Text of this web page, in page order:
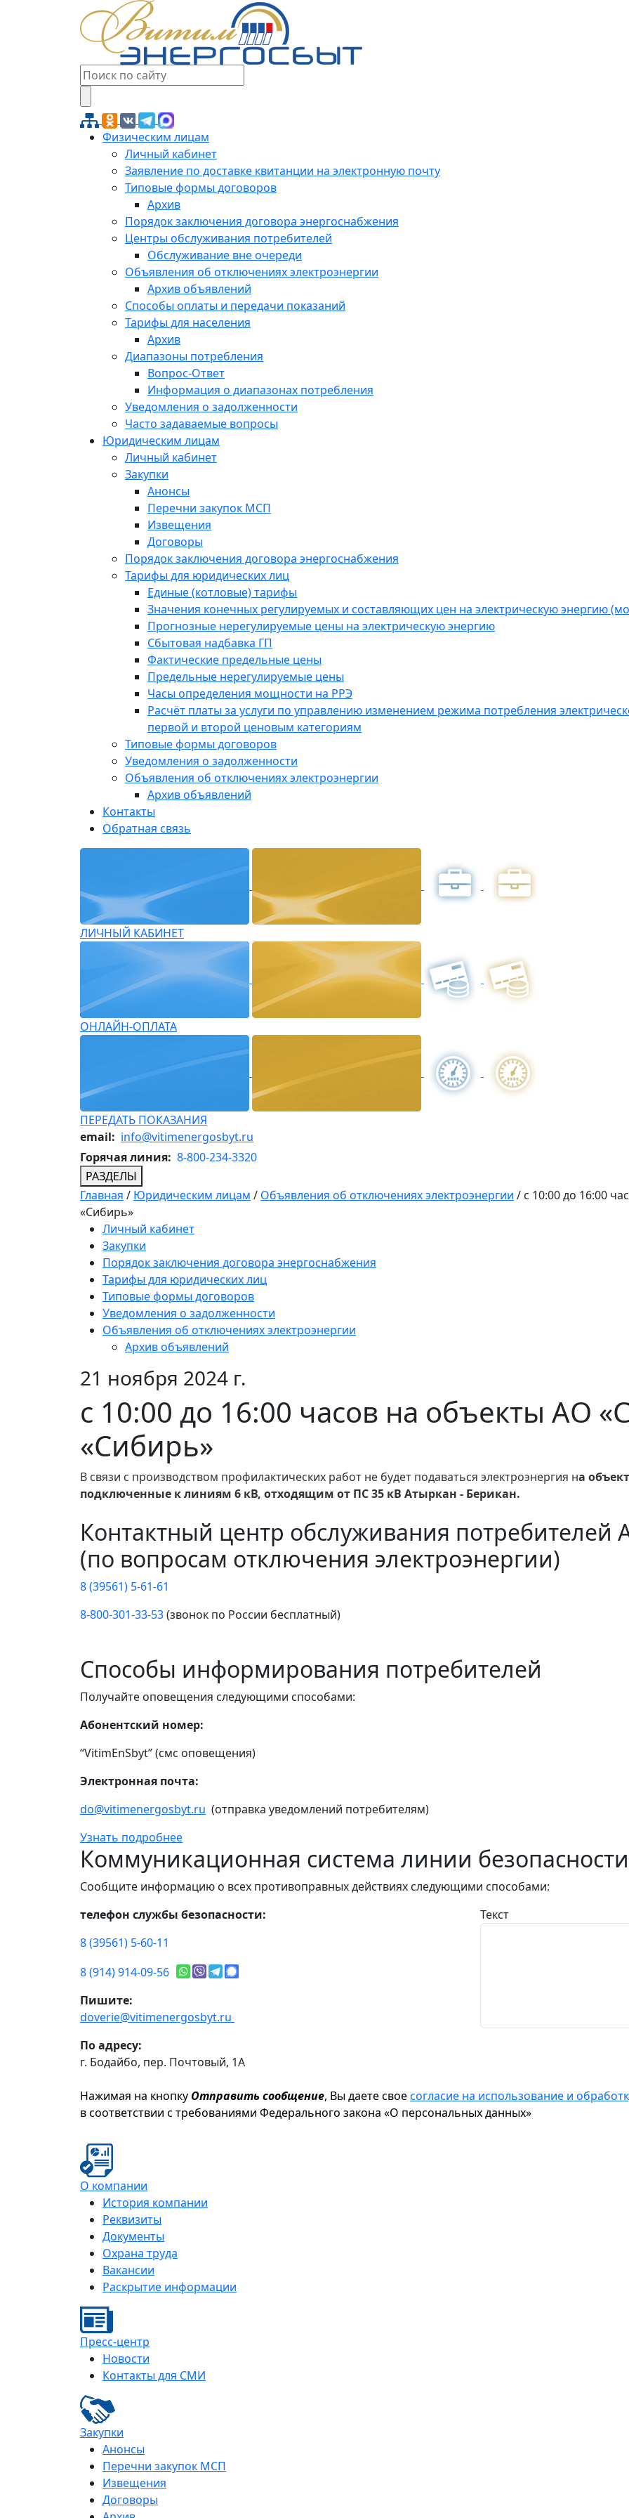
Физическим лицам
Личный кабинет
Заявление по доставке квитанции на электронную почту
Типовые формы договоров
Архив
Порядок заключения договора энергоснабжения
Центры обслуживания потребителей
Обслуживание вне очереди
Объявления об отключениях электроэнергии
Архив объявлений
Способы оплаты и передачи показаний
Тарифы для населения
Архив
Диапазоны потребления
Вопрос-Ответ
Информация о диапазонах потребления
Уведомления о задолженности
Часто задаваемые вопросы
Юридическим лицам
Личный кабинет
Закупки
Анонсы
Перечни закупок МСП
Извещения
Договоры
Порядок заключения договора энергоснабжения
Тарифы для юридических лиц
Единые (котловые) тарифы
Значения конечных регулируемых и составляющих цен на электрическую энергию
Прогнозные нерегулируемые цены на электрическую энергию
Сбытовая надбавка ГП
Фактические предельные цены
Предельные нерегулируемые цены
Часы определения мощности на РРЭ
Расчёт платы за услуги по управлению изменением режима потребления
первой и второй ценовым категориям
Типовые формы договоров
Уведомления о задолженности
Объявления об отключениях электроэнергии
Архив объявлений
Контакты
Обратная связь
ЛИЧНЫЙ КАБИНЕТ
ОНЛАЙН-ОПЛАТА
ПЕРЕДАТЬ ПОКАЗАНИЯ
email: info@vitimenergosbyt.ru
Горячая линия: 8-800-234-3320
РАЗДЕЛЫ
Главная / Юридическим лицам / Объявления об отключениях электроэнергии / с 10:00 до 16:00
«Сибирь»
Личный кабинет
Закупки
Порядок заключения договора энергоснабжения
Тарифы для юридических лиц
Типовые формы договоров
Уведомления о задолженности
Объявления об отключениях электроэнергии
Архив объявлений
21 ноября 2024 г.
с 10:00 до 16:00 часов на объекты АО
«Сибирь»
В связи с производством профилактических работ не будет подаваться электроэнергия на
подключенные к линиям 6 кВ, отходящим от ПС 35 кВ Атыркан - Берикан.
Контактный центр обслуживания потребителей
(по вопросам отключения электроэнергии)
8 (39561) 5-61-61
8-800-301-33-53(звонок по России бесплатный)
Способы информирования потребителей
Получайте оповещения следующими способами:
Абонентский номер:
“VitimEnSbyt” (смс оповещения)
Электронная почта:
do@vitimenergosbyt.ru (отправка уведомлений потребителям)
Узнать подробнее
Коммуникационная система линии безопасности
Сообщите информацию о всех противоправных действиях следующими способами:
телефон службы безопасности:
8 (39561) 5-60-11
8 (914) 914-09-56
Пишите:
doverie@vitimenergosbyt.ru
По адресу:
г. Бодайбо, пер. Почтовый, 1А
Текст
Нажимая на кнопку Отправить сообщение, Вы даете своесогласие на использование и
в соответствии с требованиями Федерального закона «О персональных данных»
О компании
История компании
Реквизиты
Документы
Охрана труда
Вакансии
Раскрытие информации
Пресс-центр
Новости
Контакты для СМИ
Закупки
Анонсы
Перечни закупок МСП
Извещения
Договоры